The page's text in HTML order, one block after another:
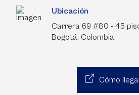
Ubicación
Carrera 69 #80 - 45
Bogotá, Colombia.
Cómo